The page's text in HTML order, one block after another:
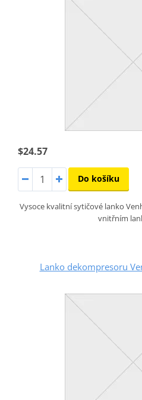
$24.57
Do košíku
Vysoce kvalitní sytičové lanko
vnitřním
Lanko dekompresoru